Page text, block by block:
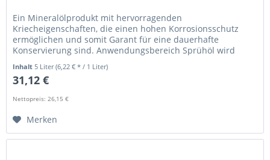
Ein Mineralölprodukt mit hervorragenden
Kriecheigenschaften, die einen hohen Korrosionsschutz
ermöglichen und somit Garant für eine dauerhafte
Konservierung sind. Anwendungsbereich Sprühöl wird
Inhalt 5 Liter(6,22 € * / 1 Liter)
31,12 €
Nettopreis: 26,15 €
Merken